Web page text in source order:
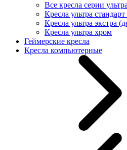
Все кресла серии ультра
Кресла ультра
Кресла ультра экстра
Кресла ультра хром
Геймерские кресла
Кресла компьютерные